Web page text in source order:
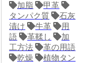
加脂
甲革
タンパク質
石灰
漬け
牛革
用
語
革鞣し
加
工方法
革の用語
乾燥
植物タン